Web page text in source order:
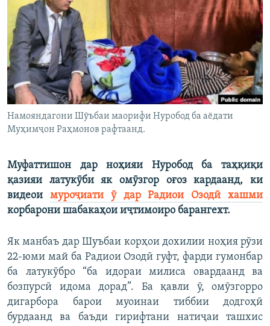
ГУЗОРИШҲОИ РАДИОӢ
Русский
ПАЙГИРӢ КУНЕД
Ҳамаи сомонаҳои RFE/RL
Намояндагони Шӯъбаи маорифи Нуробод ба аёдати
Муҳимҷон Раҳмонов рафтаанд.
Муфаттишон дар ноҳияи Нуробод ба таҳқиқи
қазияи латукӯби як омӯзгор оғоз кардаанд, ки
видеои муроҷиати ӯ дар Радиои Озодӣ хашми
корбарони шабакаҳои иҷтимоиро барангехт.
Як манбаъ дар Шуъбаи корҳои дохилии ноҳия рӯзи
22-юми май ба Радиои Озодӣ гуфт, фарди гумонбар
ба латукӯбро “ба идораи милиса овардаанд ва
бозпурсӣ идома дорад”. Ба қавли ӯ, омӯзгорро
дигарбора барои муоинаи тиббии додгоҳӣ
бурдаанд ва баъди гирифтани натиҷаи ташхис